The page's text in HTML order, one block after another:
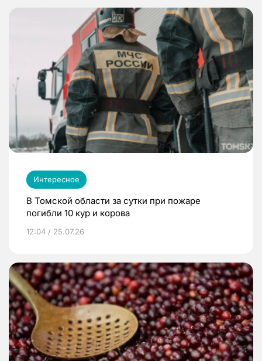
Интересное
В Томской области за сутки при пожаре
погибли 10 кур и корова
12:04 / 25.07.26